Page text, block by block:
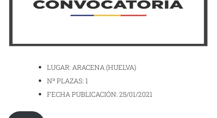
LUGAR: ARACENA (HUELVA)
Nº PLAZAS: 1
FECHA PUBLICACIÓN: 25/01/2021